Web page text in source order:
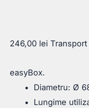
246,00 lei
easyBox.
Diametru: Ø
Lungime